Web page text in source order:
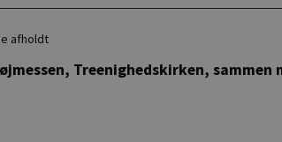
afholdt
Treenighedskirken, sammen